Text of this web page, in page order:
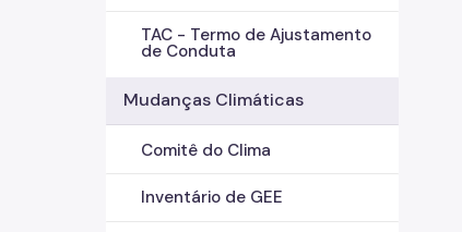
TAC - Termo de Ajustamento
de Conduta
Mudanças Climáticas
Comitê do Clima
Inventário de GEE